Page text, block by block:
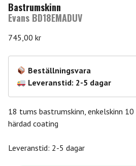
Bastrumskinn
Evans BD18EMADUV
745,00 kr
Beställningsvara
Leveranstid: 2-5 dagar
18 tums bastrumskinn, enkelskinn
härdad coating
Leveranstid: 2-5 dagar